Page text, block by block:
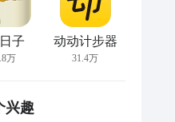
子
万
动动计步器
31.4万
兴趣